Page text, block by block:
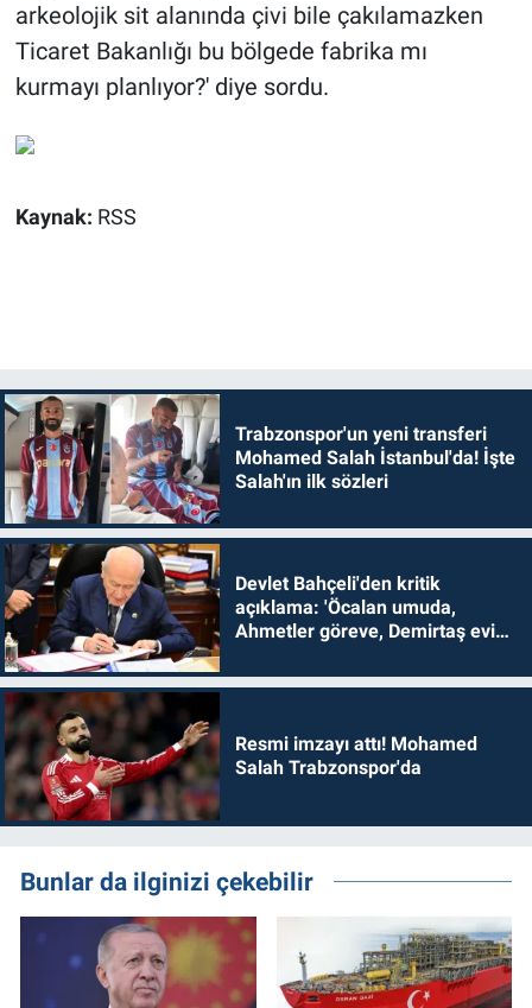
arkeolojik sit alanında çivi bile çakılamazken
Ticaret Bakanlığı bu bölgede fabrika mı
kurmayı planlıyor?' diye sordu.
Kaynak: RSS
Trabzonspor'un yeni transferi
Mohamed Salah İstanbul'da! İşte
Salah'ın ilk sözleri
Devlet Bahçeli'den kritik
açıklama: 'Öcalan umuda,
Ahmetler göreve, Demirtaş evine
Resmi imzayı attı! Mohamed
Salah Trabzonspor'da
Bunlar da ilginizi çekebilir